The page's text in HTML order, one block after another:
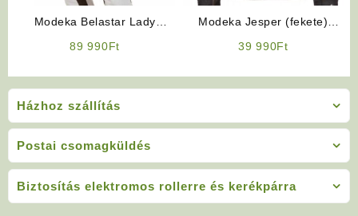
Házhoz szállítás
Postai csomagküldés
Biztosítás elektromos rollerre és kerékpárra
Modeka Belastar Lady
89 990Ft
Modeka Jesper (fekete)
39 990Ft